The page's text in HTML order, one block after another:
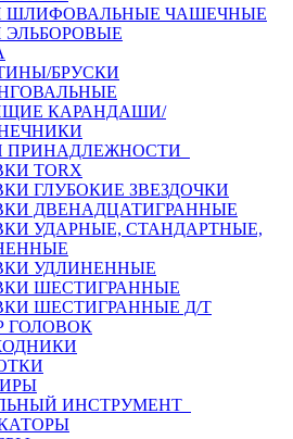
ШЛИФОВАЛЬНЫЕ ЧАШЕЧНЫЕ
ЭЛЬБОРОВЫЕ
БРУСКИ
КАРАНДАШИ/
ПРИНАДЛЕЖНОСТИ
TORX
ГЛУБОКИЕ ЗВЕЗДОЧКИ
ДВЕНАДЦАТИГРАННЫЕ
УДАРНЫЕ, СТАНДАРТНЫЕ,
УДЛИНЕННЫЕ
ШЕСТИГРАННЫЕ
ШЕСТИГРАННЫЕ Д/Т
ГОЛОВОК
ИНСТРУМЕНТ